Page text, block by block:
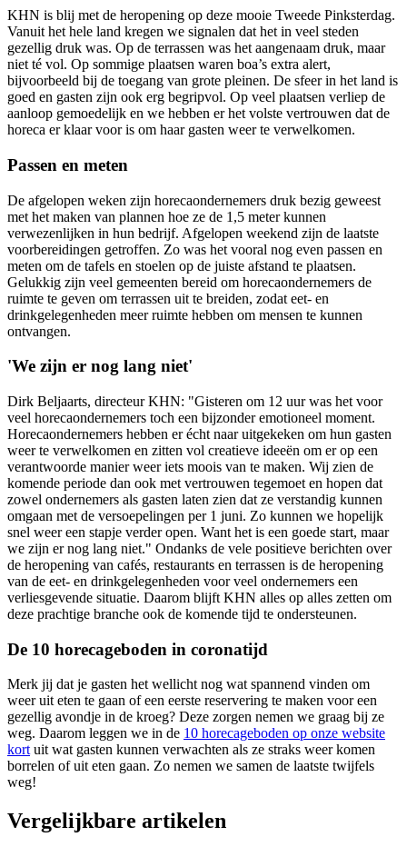
KHN is blij met de heropening op deze mooie Tweede Pinksterdag.
Vanuit het hele land kregen we signalen dat het in veel steden
gezellig druk was. Op de terrassen was het aangenaam druk, maar
niet té vol. Op sommige plaatsen waren boa’s extra alert,
bijvoorbeeld bij de toegang van grote pleinen. De sfeer in het land is
goed en gasten zijn ook erg begripvol. Op veel plaatsen verliep de
aanloop gemoedelijk en we hebben er het volste vertrouwen dat de
horeca er klaar voor is om haar gasten weer te verwelkomen.
Passen en meten
De afgelopen weken zijn horecaondernemers druk bezig geweest
met het maken van plannen hoe ze de 1,5 meter kunnen
verwezenlijken in hun bedrijf. Afgelopen weekend zijn de laatste
voorbereidingen getroffen. Zo was het vooral nog even passen en
meten om de tafels en stoelen op de juiste afstand te plaatsen.
Gelukkig zijn veel gemeenten bereid om horecaondernemers de
ruimte te geven om terrassen uit te breiden, zodat eet- en
drinkgelegenheden meer ruimte hebben om mensen te kunnen
ontvangen.
'We zijn er nog lang niet'
Dirk Beljaarts, directeur KHN: "Gisteren om 12 uur was het voor
veel horecaondernemers toch een bijzonder emotioneel moment.
Horecaondernemers hebben er écht naar uitgekeken om hun gasten
weer te verwelkomen en zitten vol creatieve ideeën om er op een
verantwoorde manier weer iets moois van te maken. Wij zien de
komende periode dan ook met vertrouwen tegemoet en hopen dat
zowel ondernemers als gasten laten zien dat ze verstandig kunnen
omgaan met de versoepelingen per 1 juni. Zo kunnen we hopelijk
snel weer een stapje verder open. Want het is een goede start, maar
we zijn er nog lang niet." Ondanks de vele positieve berichten over
de heropening van cafés, restaurants en terrassen is de heropening
van de eet- en drinkgelegenheden voor veel ondernemers een
verliesgevende situatie. Daarom blijft KHN alles op alles zetten om
deze prachtige branche ook de komende tijd te ondersteunen.
De 10 horecageboden in coronatijd
Merk jij dat je gasten het wellicht nog wat spannend vinden om
weer uit eten te gaan of een eerste reservering te maken voor een
gezellig avondje in de kroeg? Deze zorgen nemen we graag bij ze
weg. Daarom leggen we in de 10 horecageboden op onze website
kortuit wat gasten kunnen verwachten als ze straks weer komen
borrelen of uit eten gaan. Zo nemen we samen de laatste twijfels
weg!
Vergelijkbare artikelen